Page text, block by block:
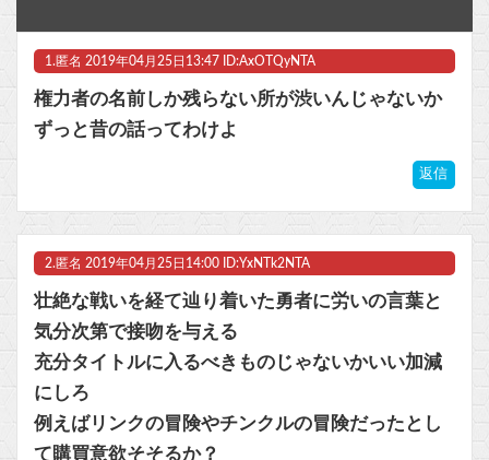
日本の花火大会まで中国人転売ヤーの餌食に！勝手に席取りビジネスを開始か
【百合】日曜夜のミミ×シーナ画像スレその7
【艦これ】E5ってゴトとグロワールどっちがいいの？
【カードキャプターさくら】コトブキヤ「木之本桜 [包囲(シージュ)]コスチュームVer.」フィギュア【彩色原型公開】他
ビットコイン再び1600万円へ。ドル円は147円に
Powered by livedoor 相互RSS
1. 匿名 2019年04月25日13:47 ID:AxOTQyNTA
権力者の名前しか残らない所が渋いんじゃないか
ずっと昔の話ってわけよ
返信
2. 匿名 2019年04月25日14:00 ID:YxNTk2NTA
壮絶な戦いを経て辿り着いた勇者に労いの言葉と
気分次第で接吻を与える
充分タイトルに入るべきものじゃないかいい加減
にしろ
例えばリンクの冒険やチンクルの冒険だったとし
て購買意欲そそるか？